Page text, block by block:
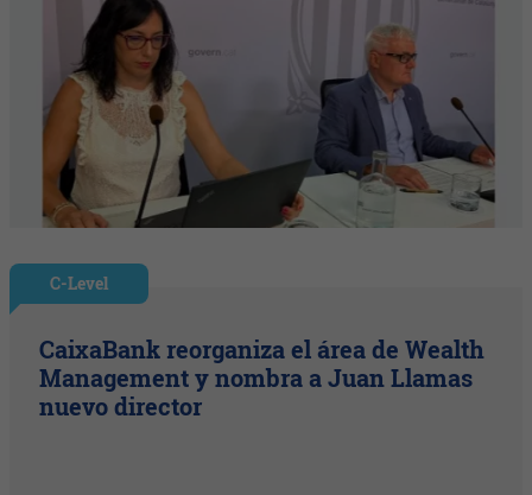
C-Level
CaixaBank reorganiza el área de Wealth
Management y nombra a Juan Llamas
nuevo director